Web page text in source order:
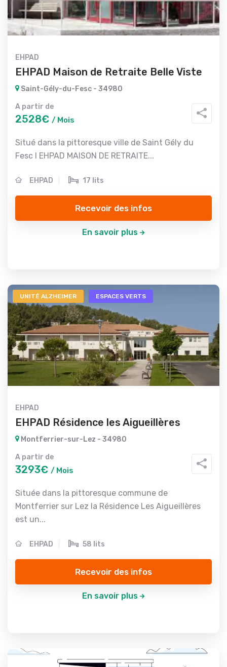
EHPAD
EHPAD Maison de Retraite Belle Viste
Saint-Gély-du-Fesc - 34980
A partir de
2528€ / Mois
Situé dans la pittoresque ville de Saint Gély du
Fesc l EHPAD MAISON DE RETRAITE...
EHPAD 17 lits
Recevoir des infos
En savoir plus
UNITÉ ALZHEIMER ESPACES VERTS
EHPAD
EHPAD Résidence les Aigueillères
Montferrier-sur-Lez - 34980
A partir de
3293€ / Mois
Située dans la pittoresque commune de
Montferrier sur Lez la Résidence Les Aigueillères
est un...
EHPAD 58 lits
Recevoir des infos
En savoir plus